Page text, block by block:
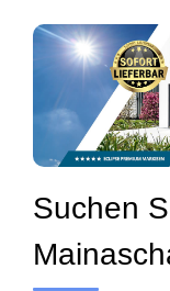
Suchen